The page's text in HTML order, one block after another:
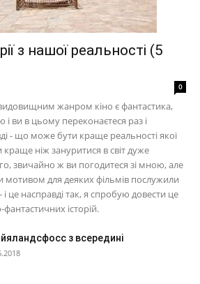
з нашої реальності (5
0
жанром кіно є фантастика,
ви в цьому переконаєтеся раз і
- що може бути краще реальності якої
ніж зануритися в світ дуже
звичайно ж ви погодитеся зі мною, але
мотивом для деяких фільмів послужили
- і це насправді так, я спробую довести це
історій.
з всередині